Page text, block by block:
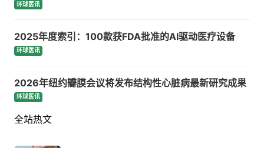
环球医讯
2025年度索引：100款获FDA批准的AI驱动医疗设备
环球医讯
2026年纽约瓣膜会议将发布结构性心脏病最新研究成果
环球医讯
全站热文